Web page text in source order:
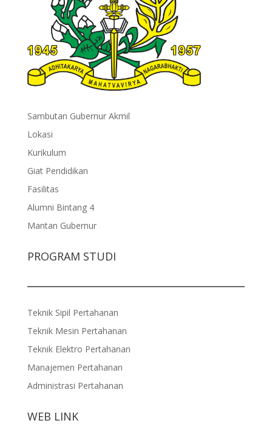
Sambutan Gubernur Akmil
Lokasi
Kurikulum
Giat Pendidikan
Fasilitas
Alumni Bintang 4
Mantan Gubernur
PROGRAM STUDI
Teknik Sipil Pertahanan
Teknik Mesin Pertahanan
Teknik Elektro Pertahanan
Manajemen Pertahanan
Administrasi Pertahanan
WEB LINK